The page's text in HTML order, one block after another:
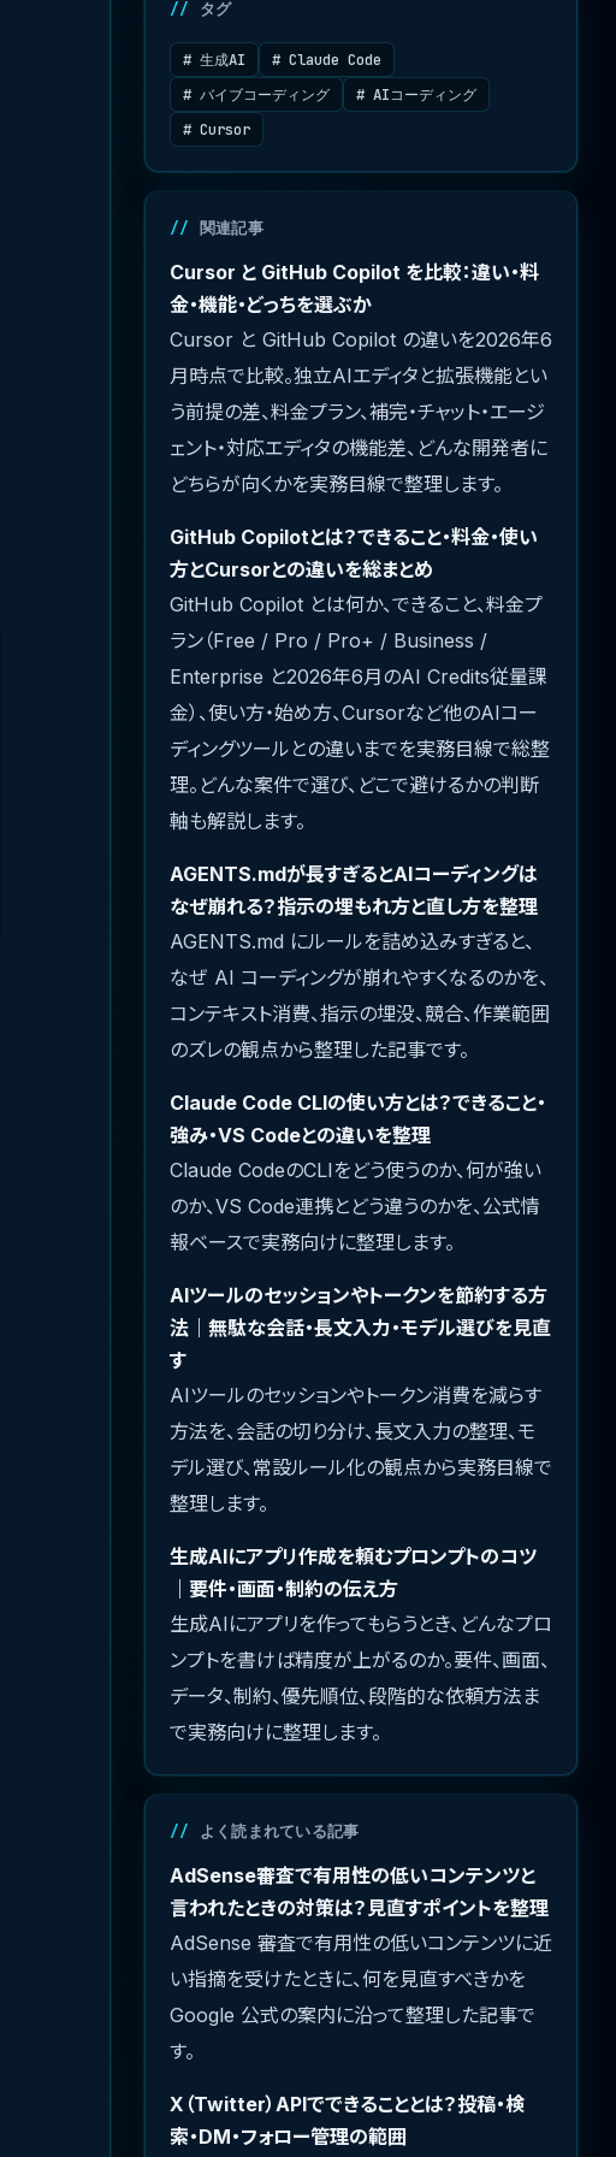
タグ
# 生成AI
# Claude Code
# バイブコーディング
# AIコーディング
# Cursor
関連記事
Cursor と GitHub Copilot を比較：違い・料
金・機能・どっちを選ぶか
Cursor と GitHub Copilot の違いを2026年6
月時点で比較。独立AIエディタと拡張機能とい
う前提の差、料金プラン、補完・チャット・エージ
ェント・対応エディタの機能差、どんな開発者に
どちらが向くかを実務目線で整理します。
GitHub Copilotとは？できること・料金・使い
方とCursorとの違いを総まとめ
GitHub Copilot とは何か、できること、料金プ
ラン（Free / Pro / Pro+ / Business /
Enterprise と2026年6月のAI Credits従量課
金）、使い方・始め方、Cursorなど他のAIコー
ディングツールとの違いまでを実務目線で総整
理。どんな案件で選び、どこで避けるかの判断
軸も解説します。
AGENTS.mdが長すぎるとAIコーディングは
なぜ崩れる？指示の埋もれ方と直し方を整理
AGENTS.md にルールを詰め込みすぎると、
なぜ AI コーディングが崩れやすくなるのかを、
コンテキスト消費、指示の埋没、競合、作業範囲
のズレの観点から整理した記事です。
Claude Code CLIの使い方とは？できること・
強み・VS Codeとの違いを整理
Claude CodeのCLIをどう使うのか、何が強い
のか、VS Code連携とどう違うのかを、公式情
報ベースで実務向けに整理します。
AIツールのセッションやトークンを節約する方
法｜無駄な会話・長文入力・モデル選びを見直
す
AIツールのセッションやトークン消費を減らす
方法を、会話の切り分け、長文入力の整理、モ
デル選び、常設ルール化の観点から実務目線で
整理します。
生成AIにアプリ作成を頼むプロンプトのコツ
｜要件・画面・制約の伝え方
生成AIにアプリを作ってもらうとき、どんなプロ
ンプトを書けば精度が上がるのか。要件、画面、
データ、制約、優先順位、段階的な依頼方法ま
で実務向けに整理します。
よく読まれている記事
AdSense審査で有用性の低いコンテンツと
言われたときの対策は？見直すポイントを整理
AdSense 審査で有用性の低いコンテンツに近
い指摘を受けたときに、何を見直すべきかを
Google 公式の案内に沿って整理した記事で
す。
X（Twitter）APIでできることとは？投稿・検
索・DM・フォロー管理の範囲